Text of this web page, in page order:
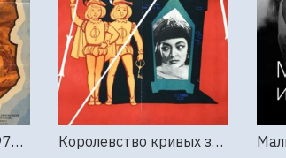
Земля Санникова (1973, Мосфильм) Королевство кривых зеркал (1963г., Киностудия Горького)